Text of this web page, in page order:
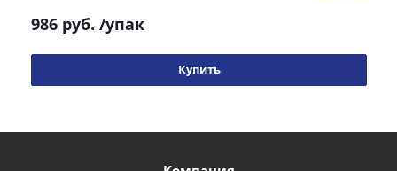
986 руб. /упак
Купить